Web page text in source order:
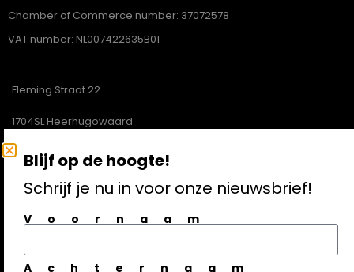
Chamber of Commerce number: 37072578
VAT number: NL007422635B01
Fleming Straat 22
1704SL Heerhugowaard
072-5121620
info@technogamma.nl
Blijf op de hoogte!
Schrijf je nu in voor onze nieuwsbrief!
Voornaam
Achternaam